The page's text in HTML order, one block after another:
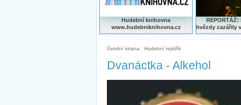
Hudební knihovna
www.hudebniknihovna.cz
hvězdy zazářily
Úvodní strana | Hudební rejstřík
Dvanáctka - Alkehol